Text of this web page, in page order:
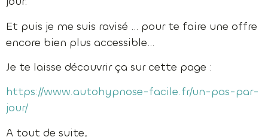
Et puis je me suis ravisé … pour te faire une offre
encore bien plus accessible…
Je te laisse découvrir ça sur cette page :
https://www.autohypnose-facile.fr/un-pas-par-
jour/
A tout de suite,